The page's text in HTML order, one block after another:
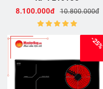
8.100.000đ 10.800.000đ
-25%